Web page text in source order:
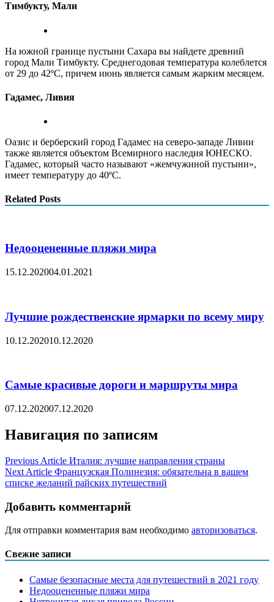
Тимбукту, Мали
На южной границе пустыни Сахара вы найдете древний
город Мали Тимбукту. Среднегодовая температура колеблется
от 29 до 42ºC, причем июнь является самым жарким месяцем.
Гадамес, Ливия
Оазис и берберский город Гадамес на северо-западе Ливии
также является объектом Всемирного наследия ЮНЕСКО.
Гадамес, который часто называют «жемчужиной пустыни»,
имеет температуру до 40ºC.
Related Posts
Недооцененные пляжи мира
15.12.202004.01.2021
Лучшие рождественские ярмарки по всему миру
10.12.202010.12.2020
Самые красивые дороги и маршруты мира
07.12.202007.12.2020
Навигация по записям
Previous Article Италия: лучшие направления страны
Next Article Французская Полинезия: обязательна в вашем
списке желаний райских путешествий
Добавить комментарий
Для отправки комментария вам необходимо авторизоваться.
Свежие записи
Самые безопасные места для путешествий в 2021 году
Недооцененные пляжи мира